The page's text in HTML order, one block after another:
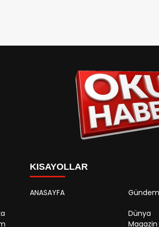
KISAYOLLAR
ANASAYFA Gündem
Dünya
Magazin